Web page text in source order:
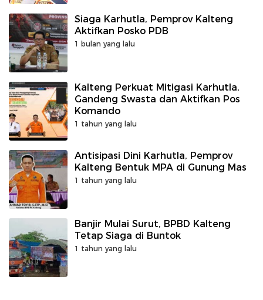
Siaga Karhutla, Pemprov Kalteng
Aktifkan Posko PDB
1 bulan yang lalu
Kalteng Perkuat Mitigasi Karhutla,
Gandeng Swasta dan Aktifkan Pos
Komando
1 tahun yang lalu
Antisipasi Dini Karhutla, Pemprov
Kalteng Bentuk MPA di Gunung Mas
1 tahun yang lalu
Banjir Mulai Surut, BPBD Kalteng
Tetap Siaga di Buntok
1 tahun yang lalu